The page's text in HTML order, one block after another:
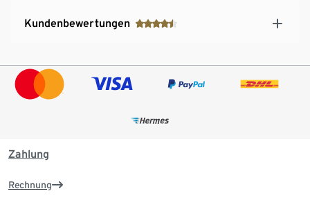
Kundenbewertungen
Zahlung
Rechnung